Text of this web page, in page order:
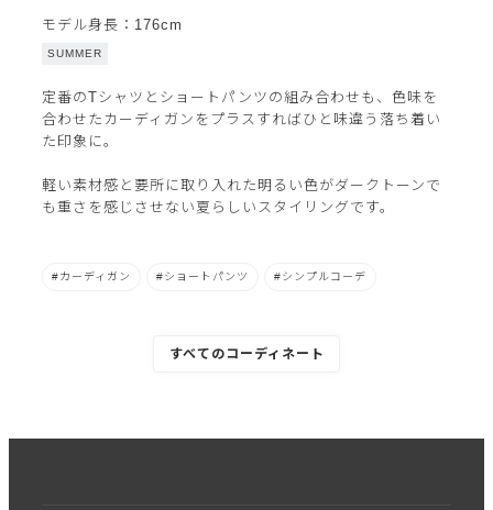
モデル身長：176cm
SUMMER
定番のTシャツとショートパンツの組み合わせも、色味を
合わせたカーディガンをプラスすればひと味違う落ち着い
た印象に。
軽い素材感と要所に取り入れた明るい色がダークトーンで
も重さを感じさせない夏らしいスタイリングです。
カーディガン ショートパンツ シンプルコーデ
すべてのコーディネート